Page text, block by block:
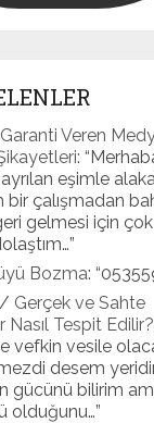
Garanti Veren
: “
eşimle
bir çalışmadan
gelmesi için
”
Bozma: “
/ Gerçek ve Sahte
Tespit Edilir?
vefkin vesile
desem
gücünü bilirim
olduğunu…”